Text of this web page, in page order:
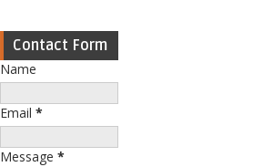
Contact Form
Name
Email *
Message *